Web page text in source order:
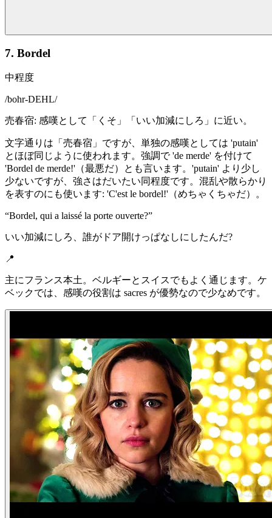
7. Bordel
中程度
/bohr-DEHL/
売春宿: 感嘆として「くそ」「いい加減にしろ」に近い。
文字通りは「売春宿」ですが、単独の感嘆としては 'putain'
とほぼ同じように使われます。強調で 'de merde' を付けて
'Bordel de merde!'（最悪だ）とも言います。'putain' より少し
少ないですが、強さはだいたい同程度です。混乱や散らかり
を表すのにも使います: 'C'est le bordel!'（めちゃくちゃだ）。
“Bordel, qui a laissé la porte ouverte?”
いい加減にしろ、誰がドア開けっぱなしにしたんだ?
📍
主にフランス本土。ベルギーとスイスでもよく通じます。ケ
ベックでは、感嘆の役割は sacres が優勢なので少なめです。